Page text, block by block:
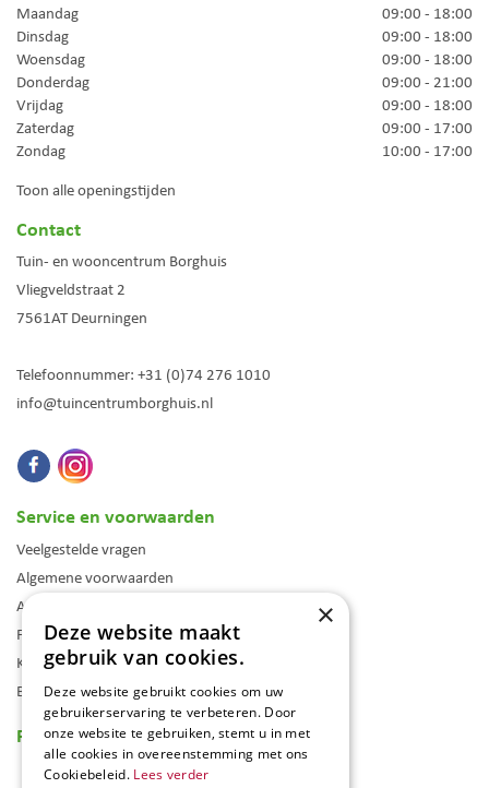
Maandag
09:00 - 18:00
Dinsdag
09:00 - 18:00
Woensdag
09:00 - 18:00
Donderdag
09:00 - 21:00
Vrijdag
09:00 - 18:00
Zaterdag
09:00 - 17:00
Zondag
10:00 - 17:00
Toon alle openingstijden
Contact
Tuin- en wooncentrum Borghuis
Vliegveldstraat 2
7561AT Deurningen
Telefoonnummer: +31 (0)74 276 1010
info@tuincentrumborghuis.nl
Service en voorwaarden
Veelgestelde vragen
Algemene voorwaarden
Assortiment
Folder
Klantenkaart
Blog
Reviews
×
Deze website maakt
gebruik van cookies.
Deze website gebruikt cookies om uw
gebruikerservaring te verbeteren. Door
onze website te gebruiken, stemt u in met
alle cookies in overeenstemming met ons
Cookiebeleid. Lees verder